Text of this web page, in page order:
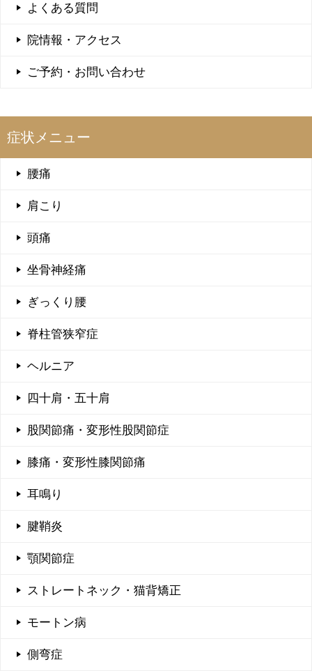
よくある質問
院情報・アクセス
ご予約・お問い合わせ
症状メニュー
腰痛
肩こり
頭痛
坐骨神経痛
ぎっくり腰
脊柱管狭窄症
ヘルニア
四十肩・五十肩
股関節痛・変形性股関節症
膝痛・変形性膝関節痛
耳鳴り
腱鞘炎
顎関節症
ストレートネック・猫背矯正
モートン病
側弯症